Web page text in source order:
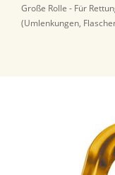
Große Rolle - Für
(Umlenkungen,